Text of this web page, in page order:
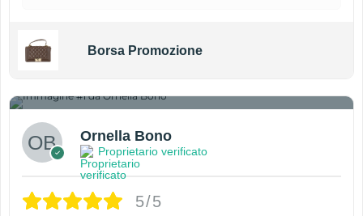
Borsa Promozione
Ornella Bono
Proprietario verificato
5/5